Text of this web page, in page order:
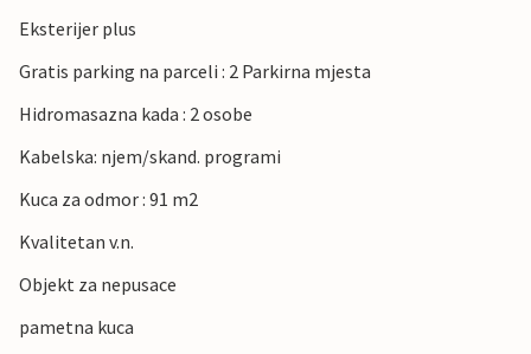
Eksterijer plus
Gratis parking na parceli : 2 Parkirna mjesta
Hidromasazna kada : 2 osobe
Kabelska: njem/skand. programi
Kuca za odmor : 91 m2
Kvalitetan v.n.
Objekt za nepusace
pametna kuca